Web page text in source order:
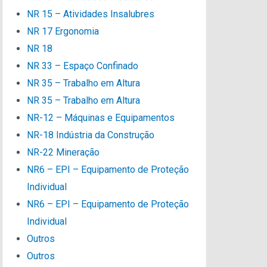
NR 15 – Atividades Insalubres
NR 17 Ergonomia
NR 18
NR 33 – Espaço Confinado
NR 35 – Trabalho em Altura
NR 35 – Trabalho em Altura
NR-12 – Máquinas e Equipamentos
NR-18 Indústria da Construção
NR-22 Mineração
NR6 – EPI – Equipamento de Proteção
Individual
NR6 – EPI – Equipamento de Proteção
Individual
Outros
Outros